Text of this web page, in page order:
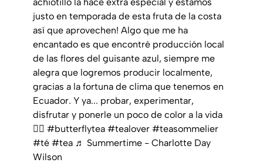
justo en temporada de esta fruta de la costa
así que aprovechen! Algo que me ha
encantado es que encontré producción local
de las flores del guisante azul, siempre me
alegra que logremos producir localmente,
gracias a la fortuna de clima que tenemos en
Ecuador. Y ya... probar, experimentar,
disfrutar y ponerle un poco de color a la vida
🧞‍♂️ #butterflytea #tealover #teasommelier
#té #tea ♬ Summertime - Charlotte Day
Wilson